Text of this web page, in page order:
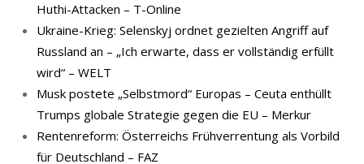
Huthi-Attacken – T-Online
Ukraine-Krieg: Selenskyj ordnet gezielten Angriff auf
Russland an – „Ich erwarte, dass er vollständig erfüllt
wird“ – WELT
Musk postete „Selbstmord“ Europas – Ceuta enthüllt
Trumps globale Strategie gegen die EU – Merkur
Rentenreform: Österreichs Frühverrentung als Vorbild
für Deutschland – FAZ